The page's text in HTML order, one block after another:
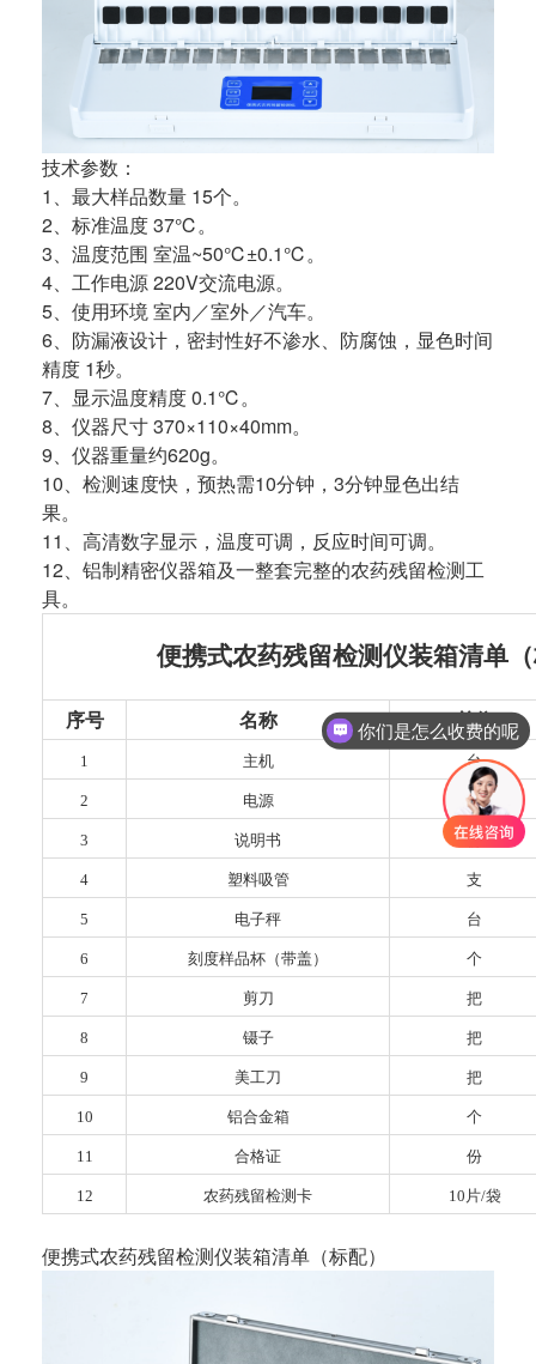
技术参数：
1、最大样品数量 15个。
2、标准温度 37℃。
3、温度范围 室温~50℃±0.1℃。
4、工作电源 220V交流电源。
5、使用环境 室内／室外／汽车。
6、防漏液设计，密封性好不渗水、防腐蚀，显色时间
精度 1秒。
7、显示温度精度 0.1℃。
8、仪器尺寸 370×110×40mm。
9、仪器重量约620g。
10、检测速度快，预热需10分钟，3分钟显色出结
果。
11、高清数字显示，温度可调，反应时间可调。
12、铝制精密仪器箱及一整套完整的农药残留检测工
具。
便携式农药残留检测仪装箱清单
序号 名称 单位
1 主机 台
2 电源 个
3 说明书 份
4 塑料吸管 支
5 电子秤 台
6 刻度样品杯（带盖） 个
7 剪刀 把
8 镊子 把
9 美工刀 把
10 铝合金箱 个
11 合格证 份
12 农药残留检测卡 10 片/袋
便携式农药残留检测仪装箱清单（标配）
你们是怎么收费的呢